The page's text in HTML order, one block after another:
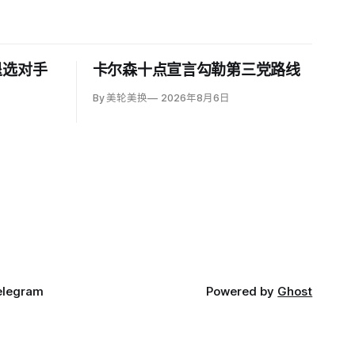
对手 卡尔森十点宣言勾勒第三党路线
By 美轮美换 2026年8月6日
Powered by Ghost